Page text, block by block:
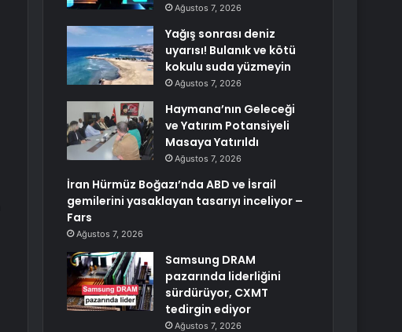
Ağustos 7, 2026
Yağış sonrası deniz
uyarısı! Bulanık ve kötü
kokulu suda yüzmeyin
Ağustos 7, 2026
Haymana’nın Geleceği
ve Yatırım Potansiyeli
Masaya Yatırıldı
Ağustos 7, 2026
İran Hürmüz Boğazı’nda ABD ve İsrail
gemilerini yasaklayan tasarıyı inceliyor –
Fars
Ağustos 7, 2026
Samsung DRAM
pazarında liderliğini
sürdürüyor, CXMT
tedirgin ediyor
Ağustos 7, 2026